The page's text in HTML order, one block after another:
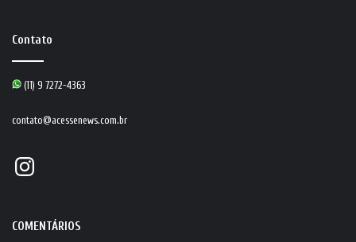
Contato
(11) 9 7272-4363
contato@acessenews.com.br
Instagram
COMENTÁRIOS